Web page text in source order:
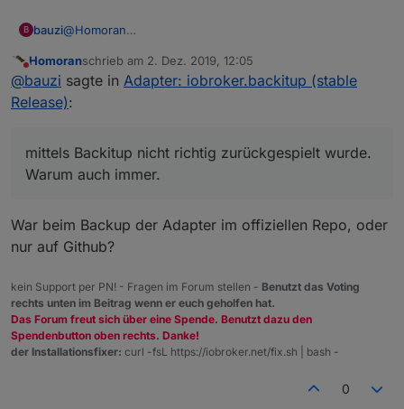
B bauzi@Homoran
gepostet hatte war, dass es mittels Backitup nicht richtig
zurückgespielt wurde. Warum auch immer. Ob System
oder einer der Adapter. Insofern einmal als Info and die
meldet. Danke noch einmal.
Nicht stören
Homoranschrieb am 2. Dez. 2019, 12:05
zuletzt editiert von
@bauzi sagte in Adapter: iobroker.backitup (stable
Release):
mittels Backitup nicht richtig zurückgespielt wurde.
Warum auch immer.
War beim Backup der Adapter im offiziellen Repo, oder
nur auf Github?
kein Support per PN! - Fragen im Forum stellen - Benutzt das Voting
rechts unten im Beitrag wenn er euch geholfen hat.
Das Forum freut sich über eine Spende. Benutzt dazu den
Spendenbutton oben rechts. Danke!
der Installationsfixer: curl -fsL https://iobroker.net/fix.sh | bash -
0